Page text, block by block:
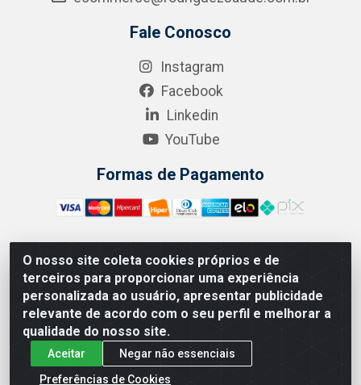
O nosso site coleta cookies próprios e de
terceiros para proporcionar uma experiência
personalizada ao usuário, apresentar publicidade
relevante de acordo com o seu perfil e melhorar a
qualidade do nosso site.
Aceitar
Negar não essenciais
Preferências de Cookies
Fale Conosco
Instagram
Facebook
Linkedin
YouTube
Formas de Pagamento
A.R. RODRIGUEZ SOLUÇÕES EM SAÚDE - Endereço Av.
Joaquim Nabuco, 2235 - Centro, Manaus - AM, CEP 69020-
031 - CNPJ 04.562.591/0001-41